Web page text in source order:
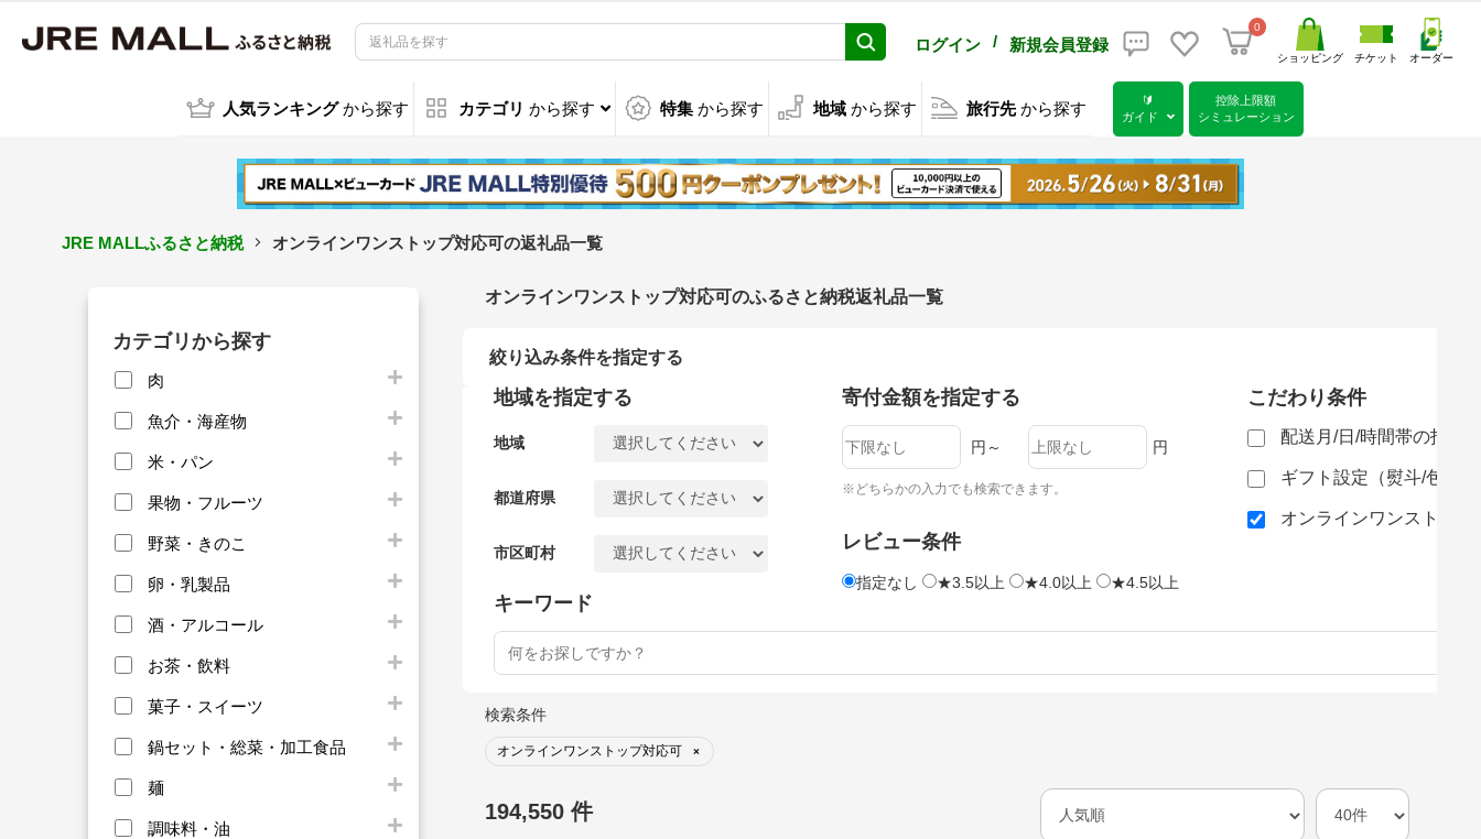
ログイン / 新規会員登録
0
ショッピング チケット オーダー
人気ランキング から探す カテゴリ から探す 特集 から探す 地域 から探す 旅行先 から探す
🔰
ガイド
控除上限額
シミュレーション
JRE MALLふるさと納税 オンラインワンストップ対応可の返礼品一覧
カテゴリから探す
肉
魚介・海産物
米・パン
果物・フルーツ
野菜・きのこ
卵・乳製品
酒・アルコール
お茶・飲料
菓子・スイーツ
鍋セット・総菜・加工食品
麺
調味料・油
オンラインワンストップ対応可のふるさと納税返礼品一覧
絞り込み条件を指定する
地域を指定する
地域
都道府県
市区町村
寄付金額を指定する
円～ 円
※どちらかの入力でも検索できます。
レビュー条件
指定なし ★3.5以上 ★4.0以上 ★4.5以上
こだわり条件
配送月/日/時間帯の指定
ギフト設定（熨斗/包装
オンラインワンストップ
キーワード
検索条件
オンラインワンストップ対応可 ×
194,550 件